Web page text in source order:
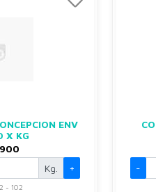
ENV
X KG
Kg. +
- 102
-